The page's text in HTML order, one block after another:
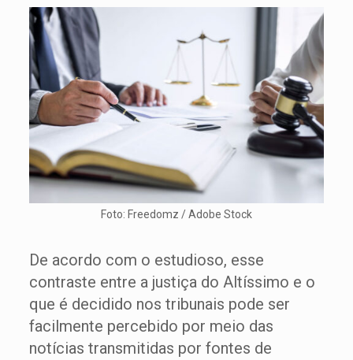
Foto: Freedomz / Adobe Stock
De acordo com o estudioso, esse
contraste entre a justiça do Altíssimo e o
que é decidido nos tribunais pode ser
facilmente percebido por meio das
notícias transmitidas por fontes de